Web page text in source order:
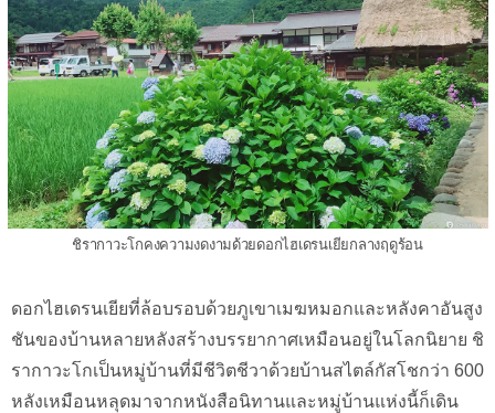
ชิรากาวะโกคงความงดงามด้วยดอกไฮเดรนเยียกลางฤดูร้อน
ดอกไฮเดรนเยียที่ล้อบรอบด้วยภูเขาเมฆหมอกและหลังคาอันสูง
ชันของบ้านหลายหลังสร้างบรรยากาศเหมือนอยู่ในโลกนิยาย ชิ
รากาวะโกเป็นหมู่บ้านที่มีชีวิตชีวาด้วยบ้านสไตล์กัสโชกว่า 600
หลังเหมือนหลุดมาจากหนังสือนิทานและหมู่บ้านแห่งนี้ก็เดิน